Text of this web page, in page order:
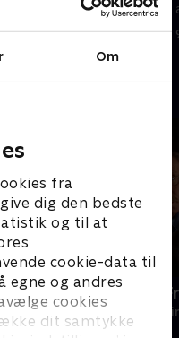
Om
fra
dig den bedste
og til at
cookie-data til
og andres
cookies
dit samtykke
2026 • 50 min
En sag for
Krimi &